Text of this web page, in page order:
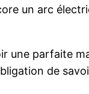
un arc
une parfaite
de